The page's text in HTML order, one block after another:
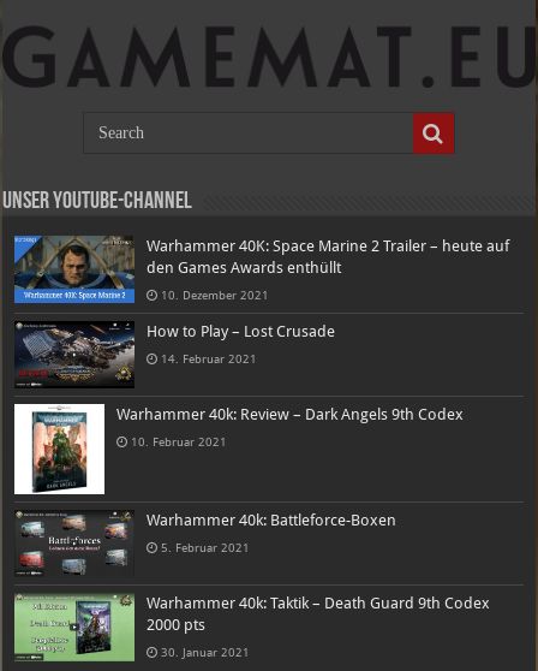
Unser Youtube-Channel
Warhammer 40K: Space Marine 2 Trailer – heute auf
den Games Awards enthüllt
10. Dezember 2021
How to Play – Lost Crusade
14. Februar 2021
Warhammer 40k: Review – Dark Angels 9th Codex
10. Februar 2021
Warhammer 40k: Battleforce-Boxen
5. Februar 2021
Warhammer 40k: Taktik – Death Guard 9th Codex
2000 pts
30. Januar 2021